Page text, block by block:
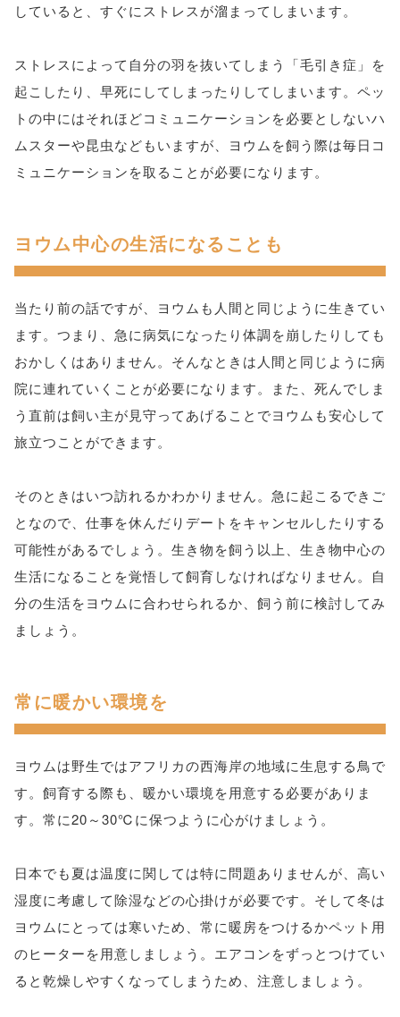
していると、すぐにストレスが溜まってしまいます。
ストレスによって自分の羽を抜いてしまう「毛引き症」を
起こしたり、早死にしてしまったりしてしまいます。ペッ
トの中にはそれほどコミュニケーションを必要としないハ
ムスターや昆虫などもいますが、ヨウムを飼う際は毎日コ
ミュニケーションを取ることが必要になります。
ヨウム中心の生活になることも
当たり前の話ですが、ヨウムも人間と同じように生きてい
ます。つまり、急に病気になったり体調を崩したりしても
おかしくはありません。そんなときは人間と同じように病
院に連れていくことが必要になります。また、死んでしま
う直前は飼い主が見守ってあげることでヨウムも安心して
旅立つことができます。
そのときはいつ訪れるかわかりません。急に起こるできご
となので、仕事を休んだりデートをキャンセルしたりする
可能性があるでしょう。生き物を飼う以上、生き物中心の
生活になることを覚悟して飼育しなければなりません。自
分の生活をヨウムに合わせられるか、飼う前に検討してみ
ましょう。
常に暖かい環境を
ヨウムは野生ではアフリカの西海岸の地域に生息する鳥で
す。飼育する際も、暖かい環境を用意する必要がありま
す。常に20～30℃に保つように心がけましょう。
日本でも夏は温度に関しては特に問題ありませんが、高い
湿度に考慮して除湿などの心掛けが必要です。そして冬は
ヨウムにとっては寒いため、常に暖房をつけるかペット用
のヒーターを用意しましょう。エアコンをずっとつけてい
ると乾燥しやすくなってしまうため、注意しましょう。